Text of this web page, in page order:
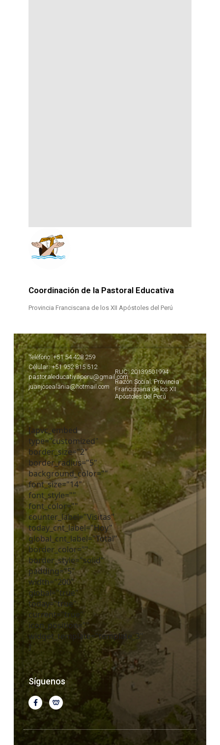
Coordinación de la Pastoral Educativa
Provincia Franciscana de los XII Apóstoles del Perú
Teléfono: +51 54 428 259
Célular: +51 952 815 512
pastoraleducativaperu@gmail.com
juanjosealania@hotmail.com
RUC: 20139501994
Razón Social: Provincia
Franciscana de los XII
Apóstoles del Perú
[apvc_embed
type="customized"
border_size="2"
border_radius="5"
background_color=""
font_size="14"
font_style=""
font_color=""
counter_label="Visitas"
today_cnt_label="Hoy"
global_cnt_label="Total"
border_color=""
border_style="solid"
padding="5"
width="200"
global="true"
today="true"
current="true"
icon_position=""
widget_template="template_3"
]
Síguenos